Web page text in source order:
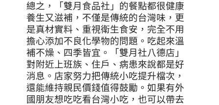
總之，「雙月食品社」的餐點都很健康
養生又滋補，不僅是傳統的台灣味，更
是真材實料、重視衛生食安，完全不用
擔心添加不良化學物的問題。吃起來溫
補不燥、四季皆宜。「雙月社八德店」
對附近上班族、住戶、病患來說都是好
消息。店家努力把傳統小吃提升檔次，
還能維持親民價錢值得鼓勵。如果有外
國朋友想吃吃看台灣小吃，也可以帶去